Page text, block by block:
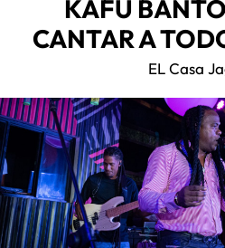
KAFU
CANTAR A
EL Casa